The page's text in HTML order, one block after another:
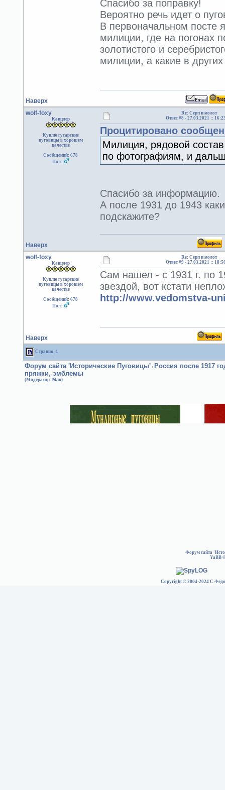
Спасибо за поправку!
Вероятно речь идет о
В первоначальном посте
милиции, где на погонах
золотистого и
милиции, а какие в
Наверх
wolf-foxy
Канцлер
Куплю гусарские
пуговицы в хорошем
качестве
Сообщений: 678
Пол:
Re: Серп и молот
Ответ #8 -27.03.2021 ::
Процитировано
Милиция, рядовой
по фотографиям, и
Спасибо за информацию.
А после 1931 до 1943
подскажите?
Наверх
wolf-foxy
Канцлер
Куплю гусарские
пуговицы в хорошем
качестве
Сообщений: 678
Пол:
Re: Серп и молот
Ответ #9 -27.03.2021 ::
Сам нашел - с 1931 г. по
звездой, вот кстати
http://www.vedomstva-
Наверх
Страниц: 1
Форум сайта 'Исторические Пуговицы' › Россия после 1917
пряжки, эмблемы
(Модератор: Max)
Форум сайта
YaBB
Copyright © 2004-2024